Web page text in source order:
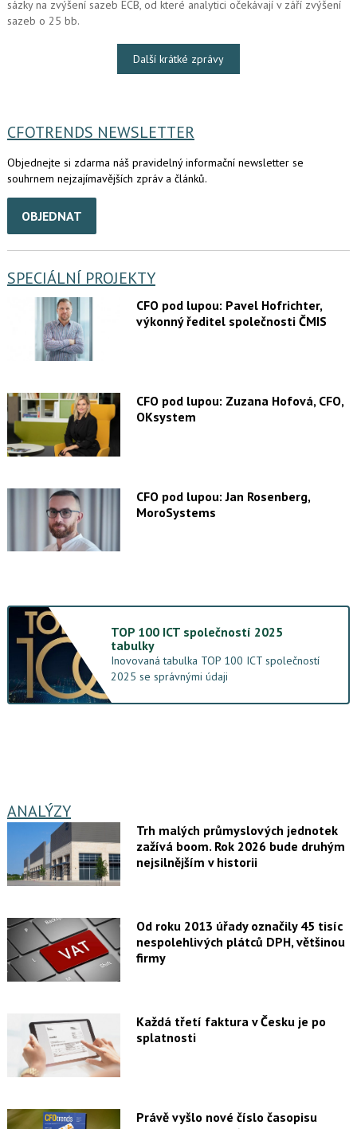
sázky na zvýšení sazeb ECB, od které analytici očekávají v září zvýšení
sazeb o 25 bb.
Další krátké zprávy
CFOTRENDS NEWSLETTER
Objednejte si zdarma náš pravidelný informační newsletter se
souhrnem nejzajímavějších zpráv a článků.
OBJEDNAT
SPECIÁLNÍ PROJEKTY
CFO pod lupou: Pavel Hofrichter,
výkonný ředitel společnosti ČMIS
CFO pod lupou: Zuzana Hofová, CFO,
OKsystem
CFO pod lupou: Jan Rosenberg,
MoroSystems
TOP 100 ICT společností 2025
tabulky
Inovovaná tabulka TOP 100 ICT společností
2025 se správnými údaji
ANALÝZY
Trh malých průmyslových jednotek
zažívá boom. Rok 2026 bude druhým
nejsilnějším v historii
Od roku 2013 úřady označily 45 tisíc
nespolehlivých plátců DPH, většinou
firmy
Každá třetí faktura v Česku je po
splatnosti
Právě vyšlo nové číslo časopisu